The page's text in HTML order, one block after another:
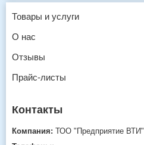
Товары и услуги
О нас
Отзывы
Прайс-листы
ТОО "Предприятие ВТИ"